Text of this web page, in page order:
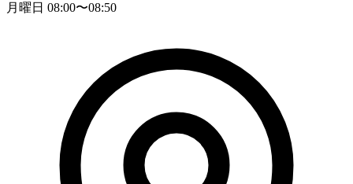
月曜日 08:00〜08:50